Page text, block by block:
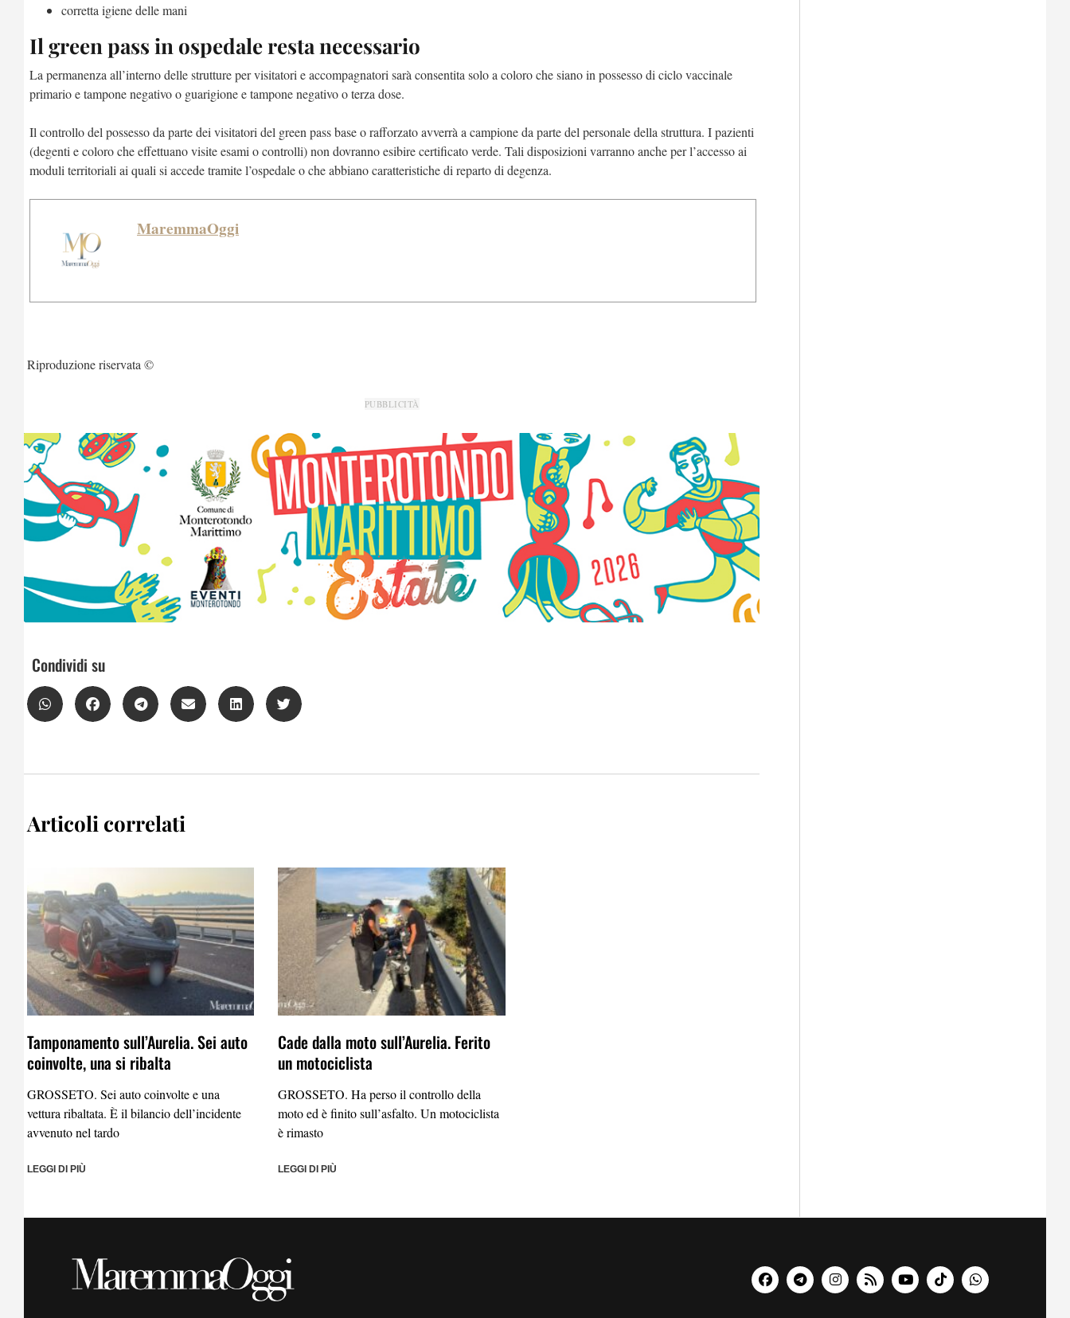
corretta igiene delle mani
Il green pass in ospedale resta necessario
La permanenza all’interno delle strutture per visitatori e accompagnatori sarà consentita solo a coloro che siano in possesso di ciclo vaccinale
primario e tampone negativo o guarigione e tampone negativo o terza dose.
Il controllo del possesso da parte dei visitatori del green pass base o rafforzato avverrà a campione da parte del personale della struttura. I pazienti
(degenti e coloro che effettuano visite esami o controlli) non dovranno esibire certificato verde. Tali disposizioni varranno anche per l’accesso ai
moduli territoriali ai quali si accede tramite l’ospedale o che abbiano caratteristiche di reparto di degenza.
MaremmaOggi
Riproduzione riservata ©
PUBBLICITÀ
Condividi su
Articoli correlati
Tamponamento sull’Aurelia. Sei auto
coinvolte, una si ribalta
GROSSETO. Sei auto coinvolte e una
vettura ribaltata. È il bilancio dell’incidente
avvenuto nel tardo
LEGGI DI PIÙ
Cade dalla moto sull’Aurelia. Ferito
un motociclista
GROSSETO. Ha perso il controllo della
moto ed è finito sull’asfalto. Un motociclista
è rimasto
LEGGI DI PIÙ